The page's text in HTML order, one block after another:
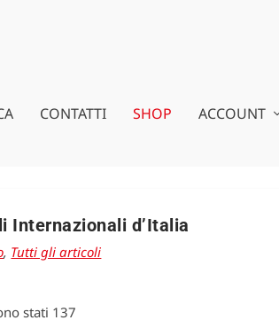
CONTATTI SHOP ACCOUNT
Internazionali d’Italia
, Tutti gli articoli
stati 137